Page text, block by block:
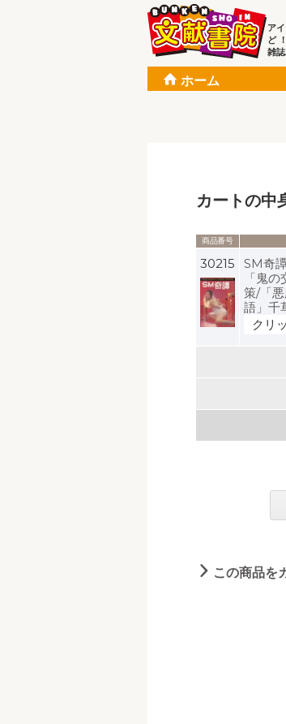
ア
ど ！
雑
ホーム
カートの中
商品番号
30215
SM奇
「鬼
策/「
語」千
クリ
この商品を